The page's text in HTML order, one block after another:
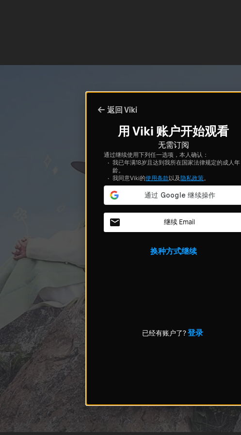
返回 Viki
用 Viki 账户开始观看
无需订阅
通过继续使用下列任一选项，本人确认：
我已年满18岁且达到我所在国家法律规定的成人年
龄。
我同意Viki的使用条款以及隐私政策。
继续 Email
换种方式继续
已经有账户了?登录